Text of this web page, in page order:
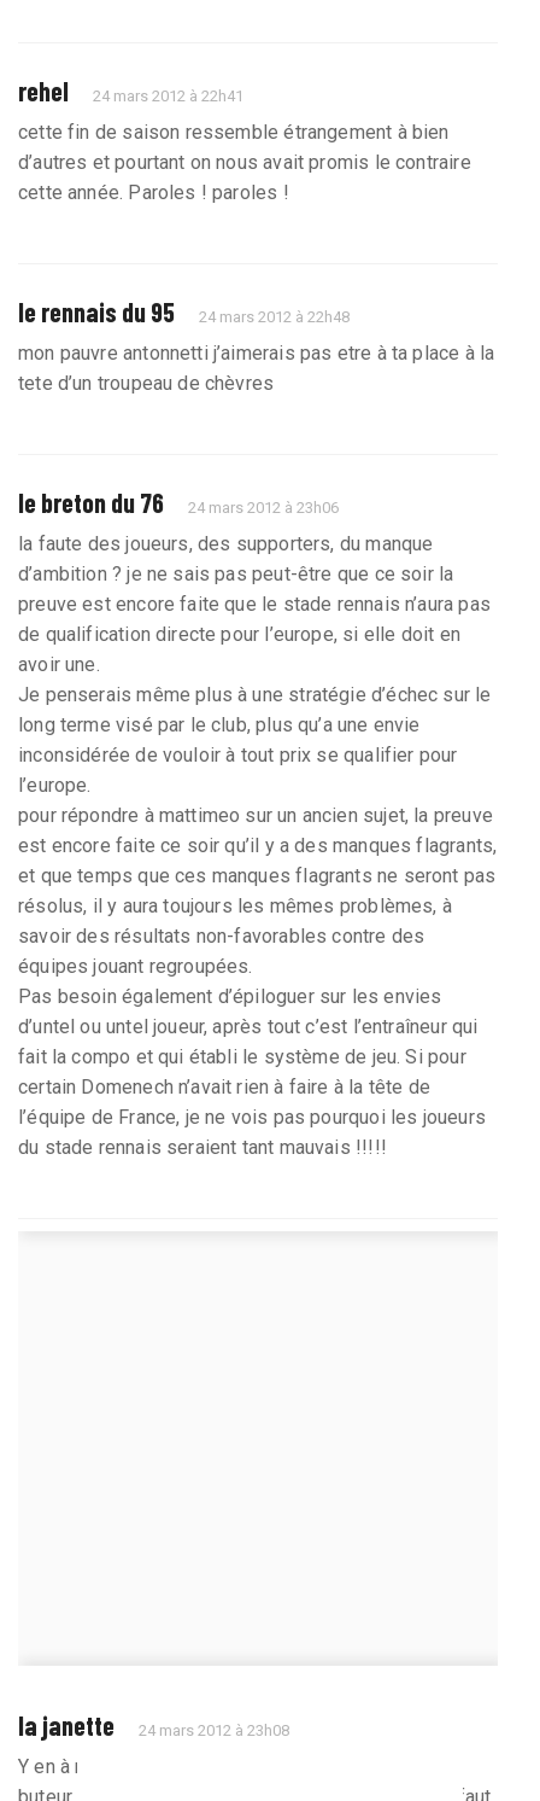
rehel 24 mars 2012 à 22h41
cette fin de saison ressemble étrangement à bien
d’autres et pourtant on nous avait promis le contraire
cette année. Paroles ! paroles !
le rennais du 95 24 mars 2012 à 22h48
mon pauvre antonnetti j’aimerais pas etre à ta place à la
tete d’un troupeau de chèvres
le breton du 76 24 mars 2012 à 23h06
la faute des joueurs, des supporters, du manque
d’ambition ? je ne sais pas peut-être que ce soir la
preuve est encore faite que le stade rennais n’aura pas
de qualification directe pour l’europe, si elle doit en
avoir une.
Je penserais même plus à une stratégie d’échec sur le
long terme visé par le club, plus qu’a une envie
inconsidérée de vouloir à tout prix se qualifier pour
l’europe.
pour répondre à mattimeo sur un ancien sujet, la preuve
est encore faite ce soir qu’il y a des manques flagrants,
et que temps que ces manques flagrants ne seront pas
résolus, il y aura toujours les mêmes problèmes, à
savoir des résultats non-favorables contre des
équipes jouant regroupées.
Pas besoin également d’épiloguer sur les envies
d’untel ou untel joueur, après tout c’est l’entraîneur qui
fait la compo et qui établi le système de jeu. Si pour
certain Domenech n’avait rien à faire à la tête de
l’équipe de France, je ne vois pas pourquoi les joueurs
du stade rennais seraient tant mauvais !!!!!
la janette 24 mars 2012 à 23h08
Y en à marre de ces matchs bidon , il fallait un vrai